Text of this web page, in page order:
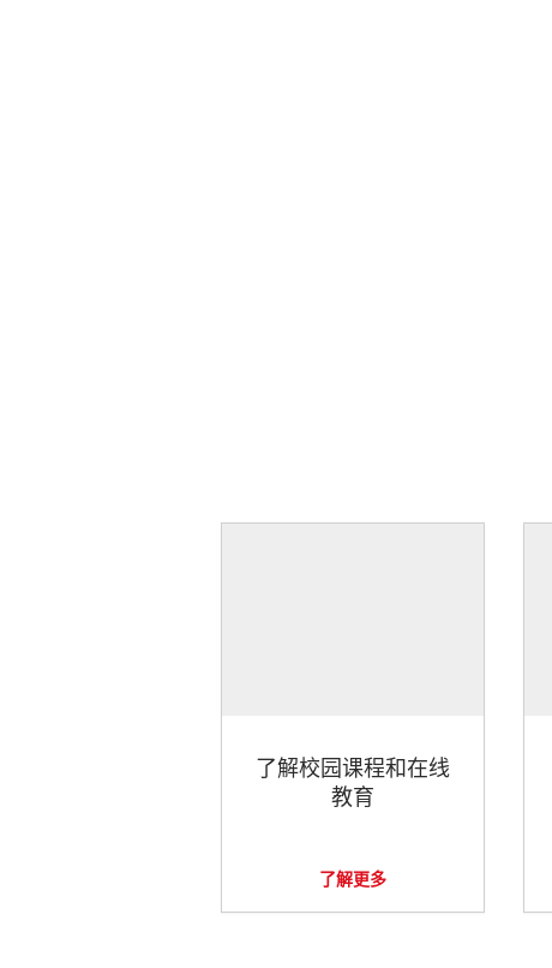
了解校园课程和在线
教育
了解更多